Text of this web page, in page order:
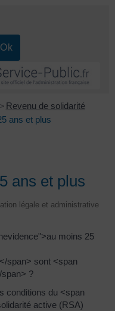
> Revenu de solidarité
ans et plus
ans et plus
légale et administrative
moins 25
span> sont <span
?
conditions du <span
active (RSA)